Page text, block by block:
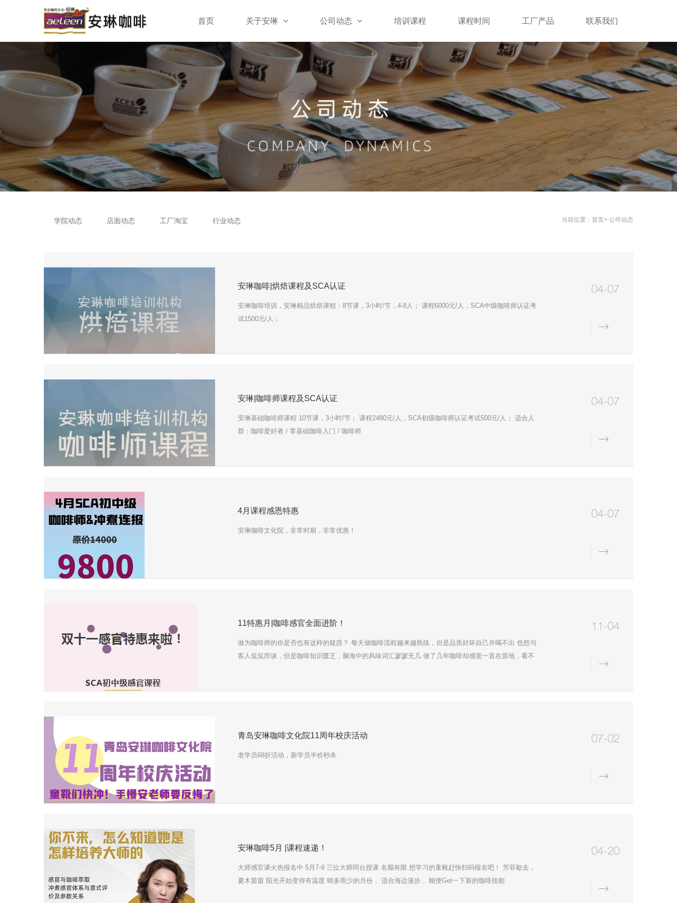
首页 关于安琳 公司动态 培训课程 课程时间 工厂产品 联系我们
当前位置： 首页> 公司动态
学院动态 店面动态 工厂淘宝 行业动态
04-07
安琳咖啡|烘焙课程及SCA认证
安琳咖啡培训，安琳精品烘焙课程：8节课，3小时/节，4-8人； 课程6000元/人，SCA中级咖啡师认证考
试1500元/人；
详情
04-07
安琳|咖啡师课程及SCA认证
安琳基础咖啡师课程 10节课，3小时/节； 课程2480元/人，SCA初级咖啡师认证考试500元/人； 适合人
群：咖啡爱好者 / 零基础咖啡入门 / 咖啡师
详情
04-07
4月课程感恩特惠
安琳咖啡文化院，非常时期，非常优惠！
详情
11-04
11特惠月|咖啡感官全面进阶！
做为咖啡师的你是否也有这样的疑惑？ 每天做咖啡流程越来越熟练，但是品质好坏自己并喝不出 也想与
客人侃侃而谈，但是咖啡知识匮乏，脑海中的风味词汇寥寥无几 做了几年咖啡却感觉一直在原地，看不
详情
07-02
青岛安琳咖啡文化院11周年校庆活动
老学员68折活动，新学员半价秒杀
详情
04-20
安琳咖啡5月 |课程速递！
大师感官课火热报名中 5月7-9 三位大师同台授课 名额有限 想学习的童靴赶快扫码报名吧！ 芳菲歇去，
夏木茵茵 阳光开始变得有温度 晴多雨少的月份， 适合海边漫步... 顺便Get一下新的咖啡技能
详情